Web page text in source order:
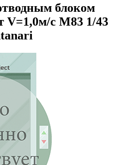
блоком
V=1,0м/с M83 1/43